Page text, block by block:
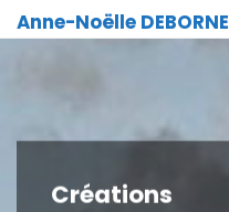
Skip
to
Anne-Noëlle DEBORNE
Créations